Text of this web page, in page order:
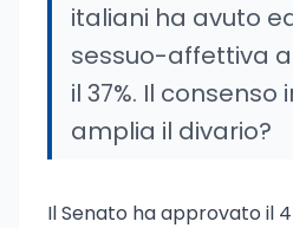
italiani ha avuto
sessuo-affettiva a
il 37%. Il
amplia il divario?
Il Senato ha approvato il